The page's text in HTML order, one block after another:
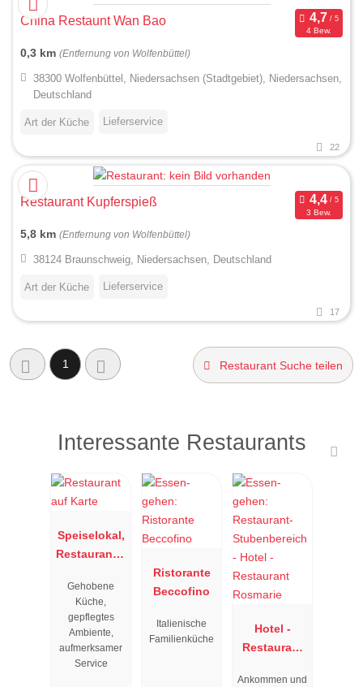
China Restaunt Wan Bao
4 Bew.
0,3 km (Entfernung von Wolfenbüttel)
38300 Wolfenbüttel, Niedersachsen (Stadtgebiet), Niedersachsen,
Deutschland
Art der Küche Lieferservice
22
Restaurant Kupferspieß
3 Bew.
5,8 km (Entfernung von Wolfenbüttel)
38124 Braunschweig, Niedersachsen, Deutschland
Art der Küche Lieferservice
17
1 Restaurant Suche teilen
Interessante Restaurants
Speiselokal,
Restaurant "
"
Gehobene
Küche,
gepflegtes
Ambiente,
aufmerksamer
Service
Ristorante
Beccofino
Italienische
Familienküche
Hotel -
Restaurant
Ankommen und